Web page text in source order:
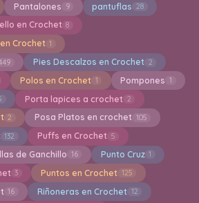
Pantalones 9 pantuflas 28
en Crochet 8
Crochet 1
Pies Descalzos en Crochet 2
Polos en Crochet 1 Pompones 1
Porta lapices a crochet 2
2 Posa Platos en crochet 105
132 Puffs en Crochet 5
de Ganchillo 16 Punto Cruz 1
3 Puntos en Crochet 125
16 Riñoneras en Crochet 12